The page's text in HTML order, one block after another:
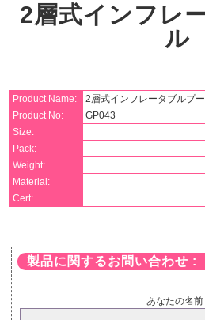
2層式インフレ
ル
Product Name:
2層式インフレータブルプ
Product No:
GP043
Size:
Pack:
Weight:
Material:
Cert:
製品に関するお問い合わせ :
あなたの名前